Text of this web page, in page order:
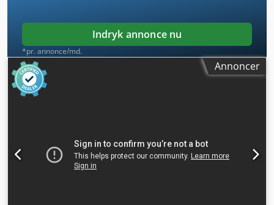
Indryk annonce nu
*pr. annonce/md.
Annoncer